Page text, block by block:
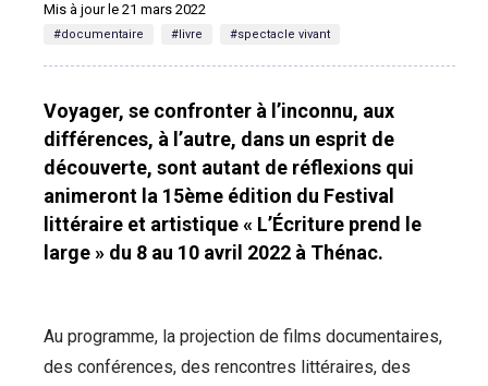
Mis à jour le 21 mars 2022
#documentaire #livre #spectacle vivant
Voyager, se confronter à l’inconnu, aux
différences, à l’autre, dans un esprit de
découverte, sont autant de réflexions qui
animeront la 15ème édition du Festival
littéraire et artistique « L’Écriture prend le
large » du 8 au 10 avril 2022 à Thénac.
Au programme, la projection de films documentaires,
des conférences, des rencontres littéraires, des